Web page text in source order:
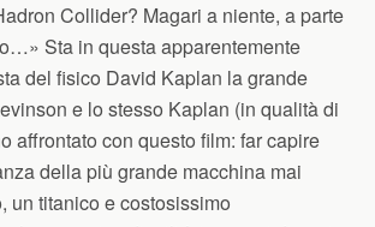
Collider? Magari a niente, a parte
Sta in questa apparentemente
del fisico David Kaplan la grande
e lo stesso Kaplan (in qualità di
affrontato con questo film: far capire
della più grande macchina mai
un titanico e costosissimo